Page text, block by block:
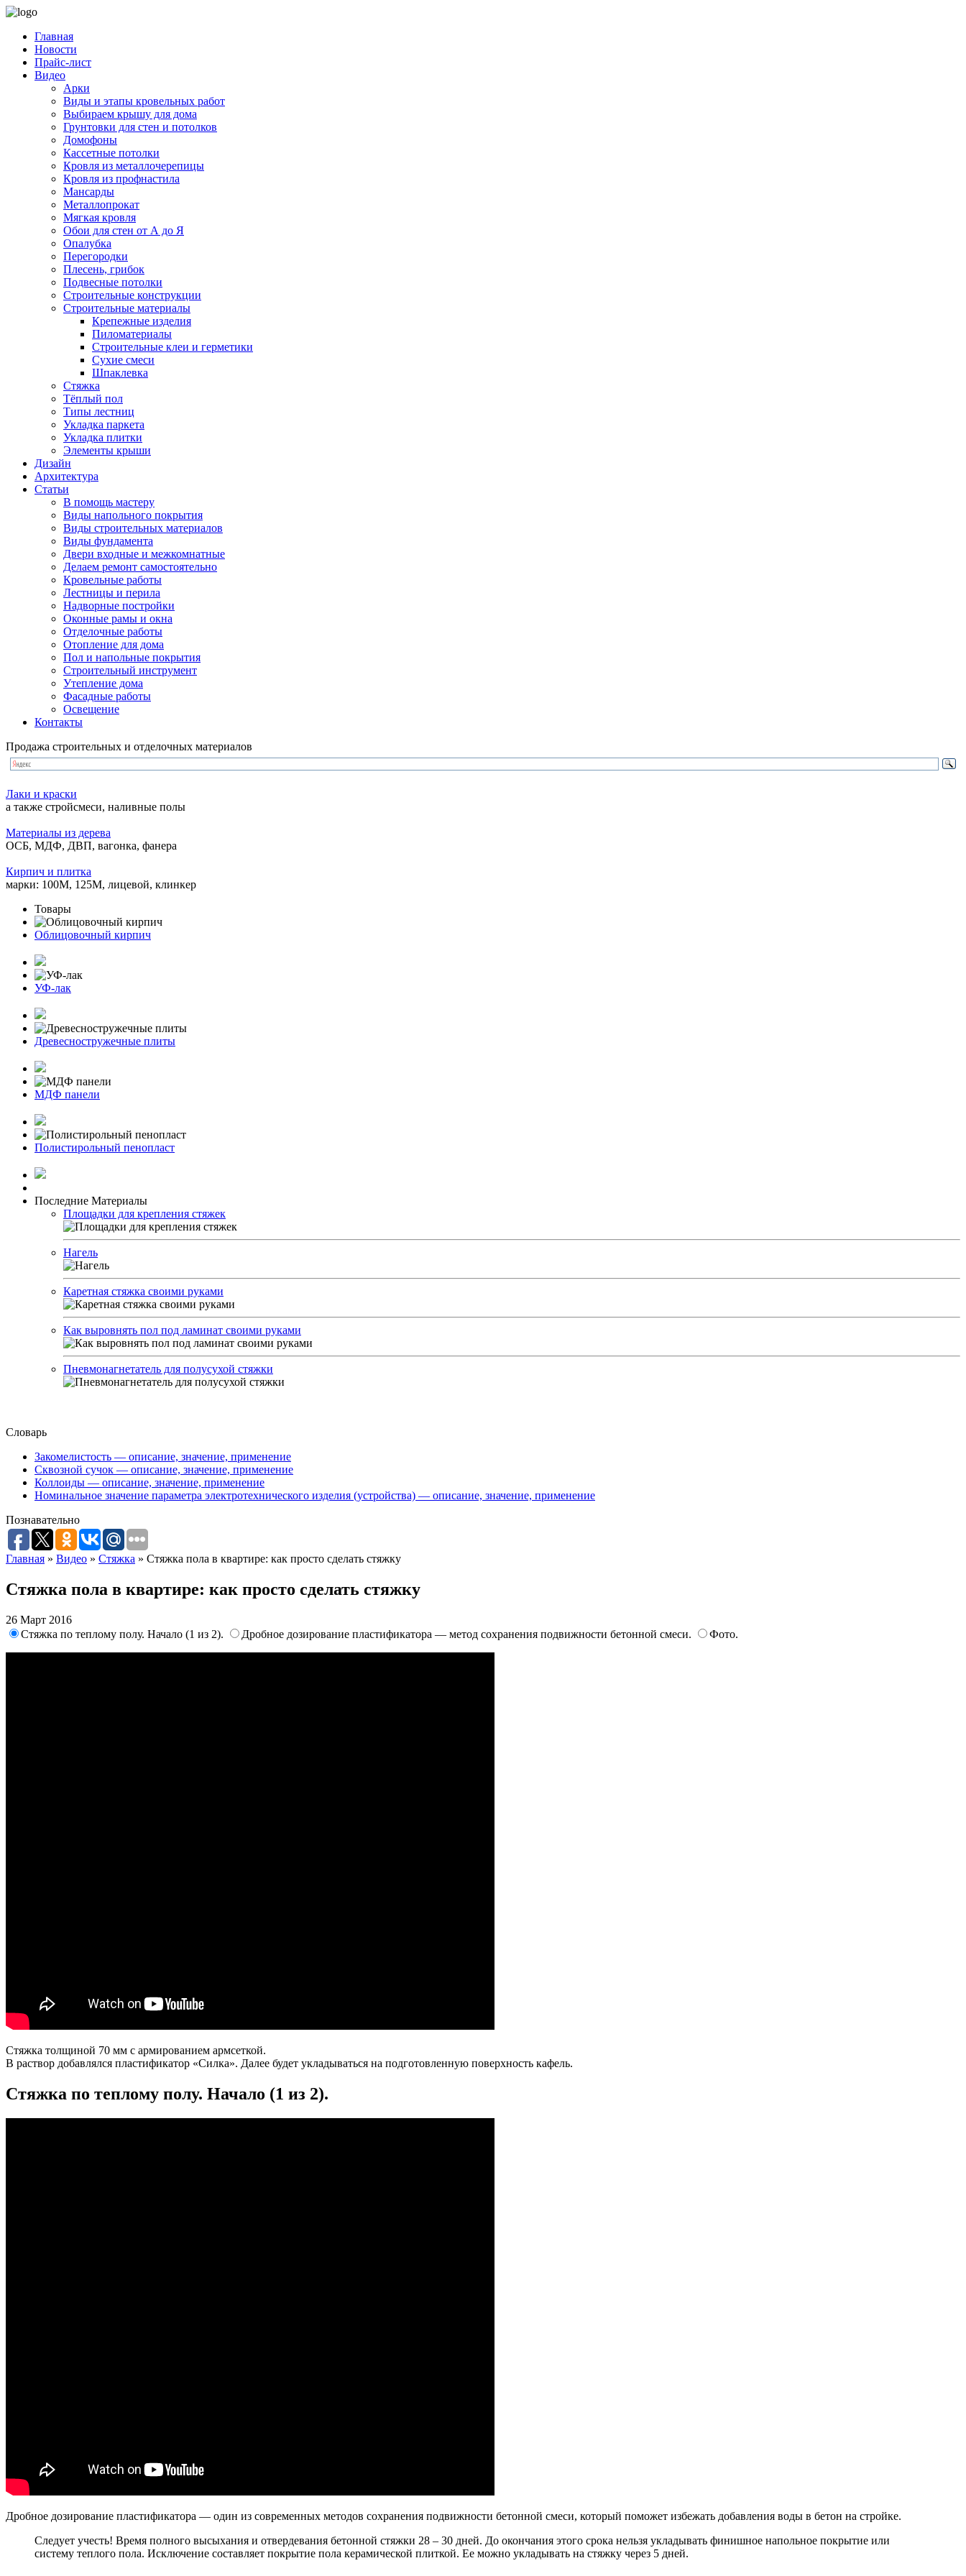
Главная
Новости
Прайс-лист
Видео
Арки
Виды и этапы кровельных работ
Выбираем крышу для дома
Грунтовки для стен и потолков
Домофоны
Кассетные потолки
Кровля из металлочерепицы
Кровля из профнастила
Мансарды
Металлопрокат
Мягкая кровля
Обои для стен от А до Я
Опалубка
Перегородки
Плесень, грибок
Подвесные потолки
Строительные конструкции
Строительные материалы
Крепежные изделия
Пиломатериалы
Строительные клеи и герметики
Сухие смеси
Шпаклевка
Стяжка
Тёплый пол
Типы лестниц
Укладка паркета
Укладка плитки
Элементы крыши
Дизайн
Архитектура
Статьи
В помощь мастеру
Виды напольного покрытия
Виды строительных материалов
Виды фундамента
Двери входные и межкомнатные
Делаем ремонт самостоятельно
Кровельные работы
Лестницы и перила
Надворные постройки
Оконные рамы и окна
Отделочные работы
Отопление для дома
Пол и напольные покрытия
Строительный инструмент
Утепление дома
Фасадные работы
Освещение
Контакты
Продажа строительных и отделочных материалов
Лаки и краски
а также стройсмеси, наливные полы
Материалы из дерева
ОСБ, МДФ, ДВП, вагонка, фанера
Кирпич и плитка
марки: 100М, 125М, лицевой, клинкер
Товары
Облицовочный кирпич
УФ-лак
Древесностружечные плиты
МДФ панели
Полистирольный пенопласт
Последние Материалы
Площадки для крепления стяжек
Нагель
Каретная стяжка своими руками
Как выровнять пол под ламинат своими руками
Пневмонагнетатель для полусухой стяжки
Словарь
Закомелистость — описание, значение, применение
Сквозной сучок — описание, значение, применение
Коллоиды — описание, значение, применение
Номинальное значение параметра электротехнического изделия (устройства) — описание, значение, применение
Познавательно
Главная » Видео » Стяжка » Стяжка пола в квартире: как просто сделать стяжку
Стяжка пола в квартире: как просто сделать стяжку
26 Март 2016
Стяжка по теплому полу. Начало (1 из 2).
Дробное дозирование пластификатора — метод сохранения подвижности бетонной смеси. Фото.
Стяжка толщиной 70 мм с армированием армсеткой.
В раствор добавлялся пластификатор «Силка». Далее будет укладываться на подготовленную поверхность кафель.
Стяжка по теплому полу. Начало (1 из 2).
Дробное дозирование пластификатора — один из современных методов сохранения подвижности бетонной смеси, который поможет избежать добавления воды в бетон на стройке.
Следует учесть! Время полного высыхания и отвердевания бетонной стяжки 28 – 30 дней. До окончания этого срока нельзя укладывать финишное напольное покрытие или
систему теплого пола. Исключение составляет покрытие пола керамической плиткой. Ее можно укладывать на стяжку через 5 дней.